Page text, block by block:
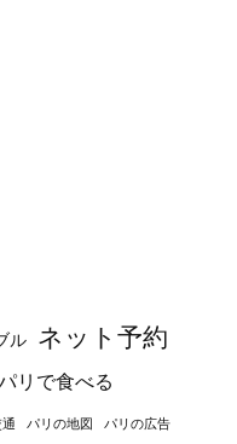
ル ネット予約
リで食べる
パリの地図 パリの広告